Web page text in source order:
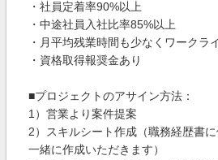
・社員定着率90%以上
・中途社員入社比率85%以上
・月平均残業時間も少なくワークラ
・資格取得報奨金あり
■プロジェクトのアサイン方法：
1）営業より案件提案
2）スキルシート作成（職務経歴書
一緒に作成いただきます）